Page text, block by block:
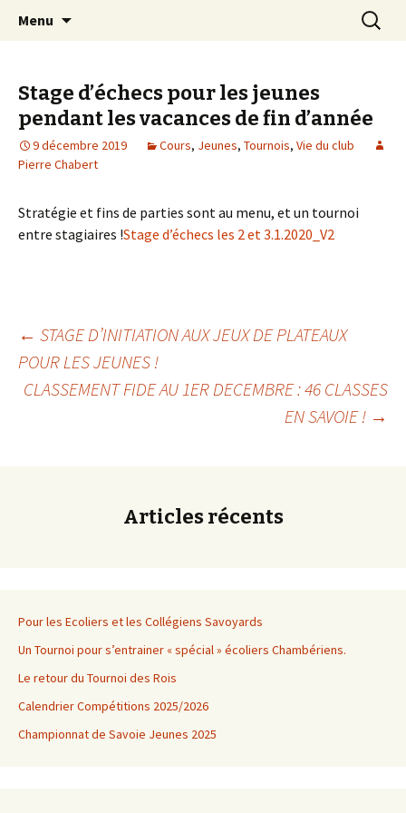
Club d échecs de l
agglomération
chambérienne
Les échecs pour tous
Menu
Stage d’échecs pour les jeunes
pendant les vacances de fin d’année
9 décembre 2019 Cours, Jeunes, Tournois, Vie du club
Pierre Chabert
Stratégie et fins de parties sont au menu, et un tournoi
entre stagiaires !Stage d’échecs les 2 et 3.1.2020_V2
Navigation
des
← STAGE D’INITIATION AUX JEUX DE PLATEAUX
POUR LES JEUNES !
CLASSEMENT FIDE AU 1ER DECEMBRE : 46 CLASSES
EN SAVOIE ! →
Articles récents
Pour les Ecoliers et les Collégiens Savoyards
Un Tournoi pour s’entrainer « spécial » écoliers Chambériens.
Le retour du Tournoi des Rois
Calendrier Compétitions 2025/2026
Championnat de Savoie Jeunes 2025